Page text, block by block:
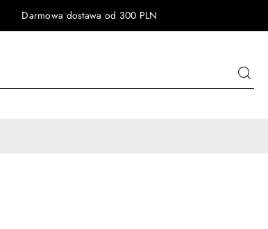
Darmowa dostawa od 300 PLN